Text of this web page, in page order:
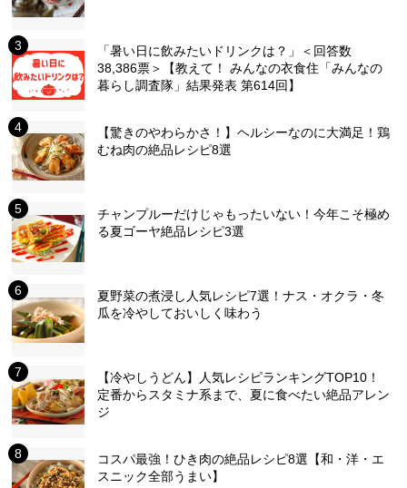
「暑い日に飲みたいドリンクは？」＜回答数
38,386票＞【教えて！ みんなの衣食住「みんなの
暮らし調査隊」結果発表 第614回】
【驚きのやわらかさ！】ヘルシーなのに大満足！鶏
むね肉の絶品レシピ8選
チャンプルーだけじゃもったいない！今年こそ極め
る夏ゴーヤ絶品レシピ3選
夏野菜の煮浸し人気レシピ7選！ナス・オクラ・冬
瓜を冷やしておいしく味わう
【冷やしうどん】人気レシピランキングTOP10！
定番からスタミナ系まで、夏に食べたい絶品アレン
ジ
コスパ最強！ひき肉の絶品レシピ8選【和・洋・エ
スニック全部うまい】